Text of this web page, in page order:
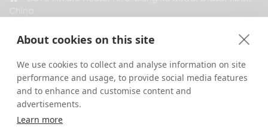
About cookies on this site
We use cookies to collect and analyse information on site
performance and usage, to provide social media features
and to enhance and customise content and
advertisements.
Learn more
VERBINDEN SIE SICH MIT UNS